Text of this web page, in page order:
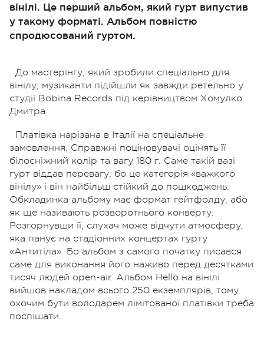
вінілі. Це перший альбом, який гурт випустив
у такому форматі. Альбом повністю
спродюсований гуртом.
До мастерінгу, який зробили спеціально для
вінілу, музиканти підійшли як завжди ретельно у
студії Bobina Records під керівництвом Хомулко
Дмитра.
Платівка нарізана в Італії на спеціальне
замовлення. Справжні поціновувачі оцінять її
білосніжний колір та вагу 180 г. Саме такій вазі
гурт віддав перевагу, бо це категорія «важкого
вінілу» і він найбільш стійкий до пошкоджень.
Обкладинка альбому має формат гейтфолду, або
як ще називають розворотнього конверту.
Розгорнувши її, слухач може відчути атмосферу,
яка панує на стадіонних концертах гурту
«Антитіла». Бо альбом з самого початку писався
саме для виконання його наживо перед десятками
тисяч людей open-air. Альбом Hello на вінілі
вийшов накладом всього 250 екземплярів, тому
охочим бути володарем лімітованої платівки треба
поспішати.